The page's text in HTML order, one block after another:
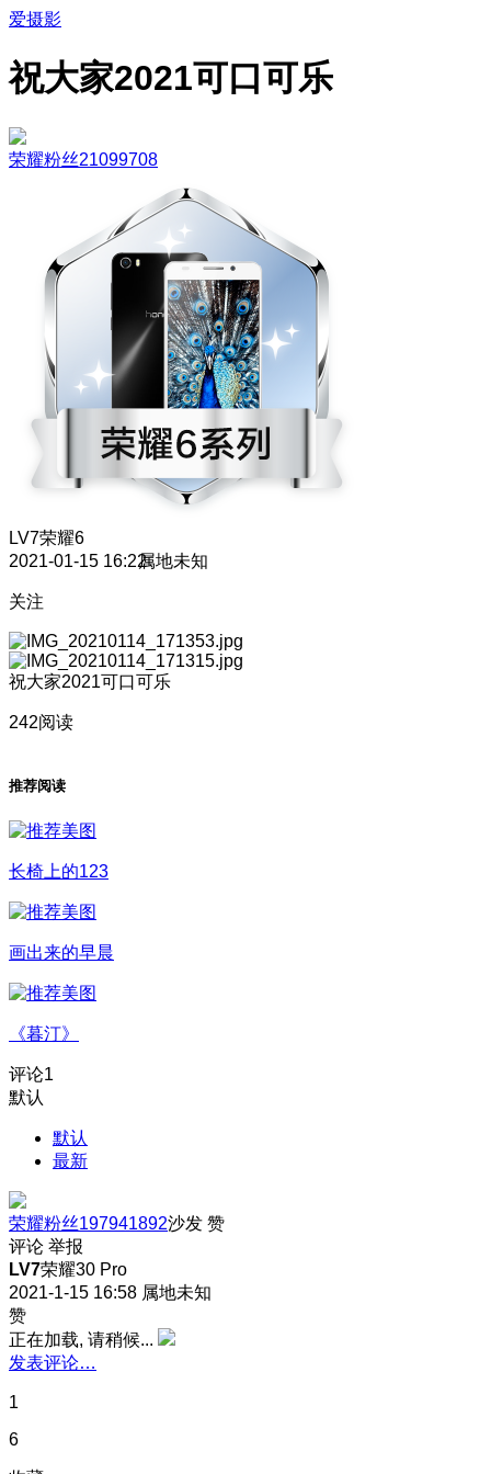
爱摄影
祝大家2021可口可乐
荣耀粉丝21099708
LV7荣耀6
2021-01-15 16:22属地未知
关注
祝大家2021可口可乐
242阅读
推荐阅读
长椅上的123
画出来的早晨
《暮汀》
评论1
默认
默认
最新
荣耀粉丝197941892沙发 赞
评论 举报
LV7荣耀30 Pro
2021-1-15 16:58 属地未知
赞
正在加载, 请稍候...
发表评论…
1
6